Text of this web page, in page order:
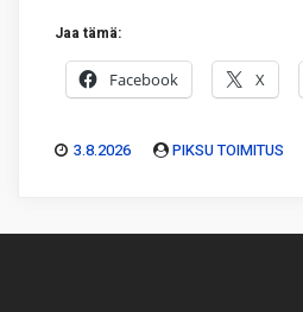
Jaa tämä:
Facebook X
3.8.2026 PIKSU TOIMITUS